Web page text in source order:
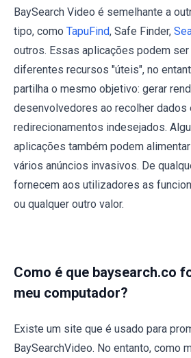
BaySearch Video é semelhante a
tipo, como TapuFind, Safe Finder,
outros. Essas aplicações podem
diferentes recursos "úteis", no
partilha o mesmo objetivo: gerar
desenvolvedores ao recolher dados
redirecionamentos indesejados.
aplicações também podem
vários anúncios invasivos. De
fornecem aos utilizadores as
ou qualquer outro valor.
Como é que baysearch.co
meu computador?
Existe um site que é usado para
BaySearchVideo. No entanto, como